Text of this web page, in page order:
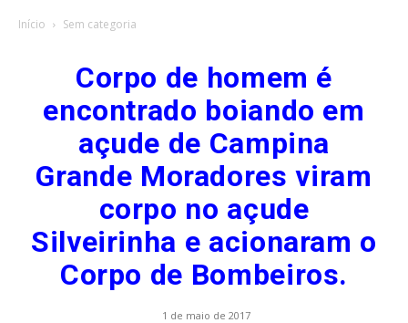
Início Sem categoria
Corpo de homem é
encontrado boiando em
açude de Campina
Grande Moradores viram
corpo no açude
Silveirinha e acionaram o
Corpo de Bombeiros.
1 de maio de 2017